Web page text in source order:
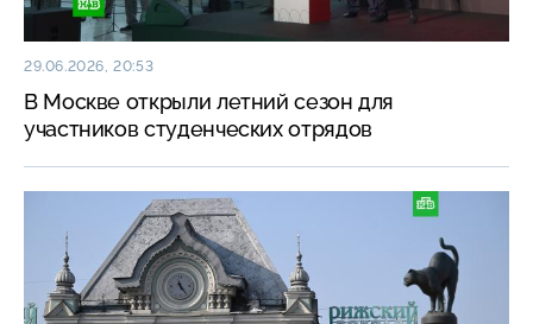
29.06.2026, 20:53
В Москве открыли летний сезон для
участников студенческих отрядов